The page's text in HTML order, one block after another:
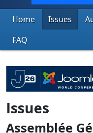
Home Issues
FAQ
Issues
Assemblée